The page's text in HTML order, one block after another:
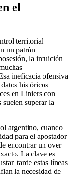
el
territorial
un patrón
la intuición
ineficacia ofensiva
datos históricos —
en Liniers con
suelen superar la
argentino, cuando
para el apostador
encontrar un over
La clave es
tarde estas líneas
la necesidad de